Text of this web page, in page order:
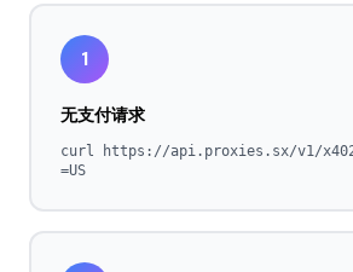
1
无支付请求
curl https://api.proxies.sx/v1/
=US